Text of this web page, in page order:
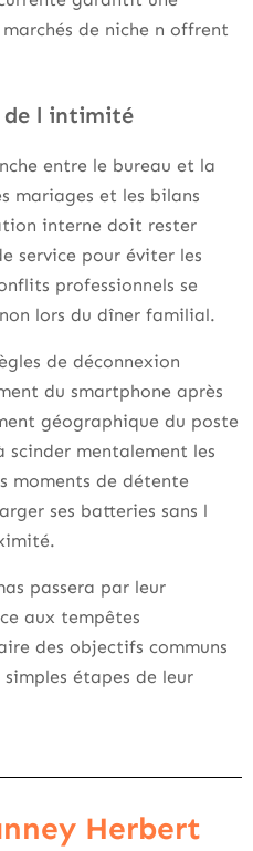
de niche n offrent
de l intimité
entre le bureau et la
mariages et les bilans
interne doit rester
service pour éviter les
professionnels se
lors du dîner familial.
de déconnexion
du smartphone après
géographique du poste
mentalement les
moments de détente
ses batteries sans l
passera par leur
aux tempêtes
des objectifs communs
étapes de leur
Herbert